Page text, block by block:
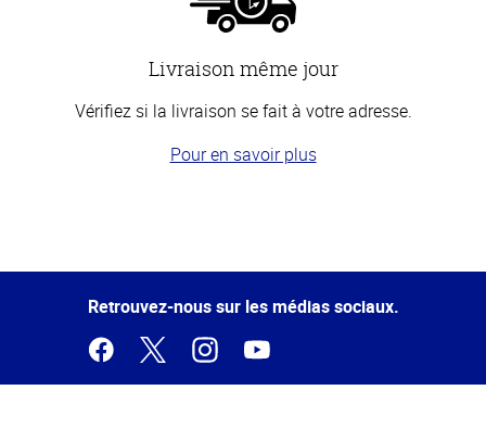
Livraison même jour
Vérifiez si la livraison se fait à votre adresse.
Pour en savoir plus
de la
Retrouvez-nous sur les médias sociaux.